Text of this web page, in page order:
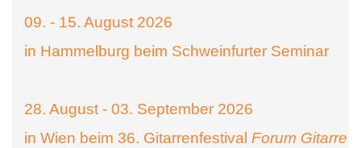
09. - 15. August 2026
in Hammelburg beim Schweinfurter Seminar
28. August - 03. September 2026
in Wien beim 36. Gitarrenfestival Forum Gitarre